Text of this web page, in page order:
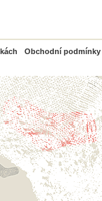
Obchodní podmínky
PayPal